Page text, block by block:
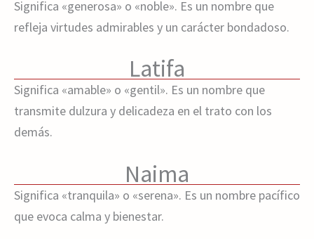
Significa «generosa» o «noble». Es un nombre que
refleja virtudes admirables y un carácter bondadoso.
Latifa
Significa «amable» o «gentil». Es un nombre que
transmite dulzura y delicadeza en el trato con los
demás.
Naima
Significa «tranquila» o «serena». Es un nombre pacífico
que evoca calma y bienestar.